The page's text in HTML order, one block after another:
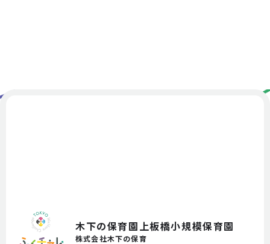
事業者の方
木下の保育園上板橋小規模保育園
株式会社木下の保育